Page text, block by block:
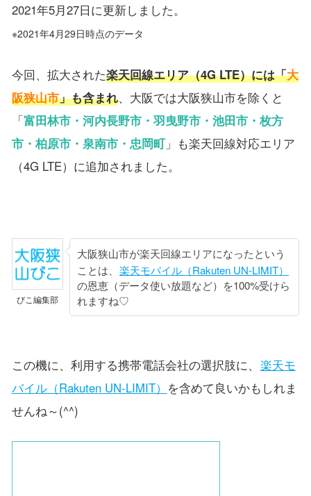
2021年5月27日に更新しました。
※2021年4月29日時点のデータ
今回、拡大された楽天回線エリア（4G LTE）には「大
阪狭山市」も含まれ、大阪では大阪狭山市を除くと
「富田林市・河内長野市・羽曳野市・池田市・枚方
市・柏原市・泉南市・忠岡町」も楽天回線対応エリア
（4G LTE）に追加されました。
びこ編集部
大阪狭山市が楽天回線エリアになったという
ことは、 楽天モバイル（Rakuten UN-LIMIT）
の恩恵（データ使い放題など）を100%受けら
れますね♡
この機に、利用する携帯電話会社の選択肢に、 楽天モ
バイル（Rakuten UN-LIMIT） を含めて良いかもしれま
せんね～(^^)